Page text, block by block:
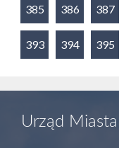
385 386 387
393 394 395
Urząd